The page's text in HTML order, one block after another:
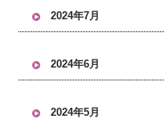
2024年7月
2024年6月
2024年5月